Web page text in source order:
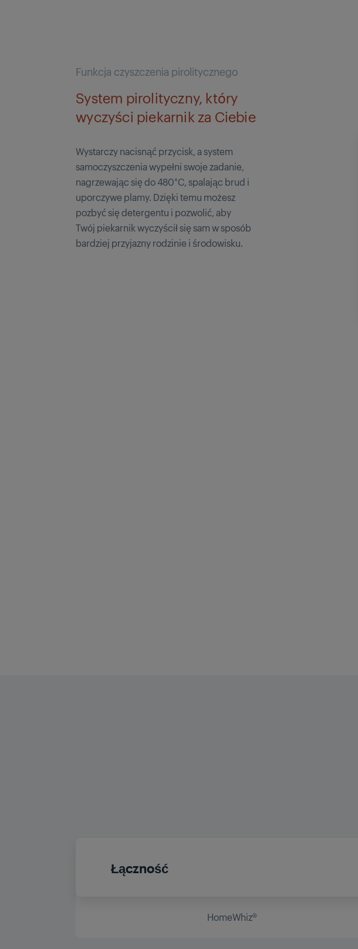
Funkcja czyszczenia pirolitycznego
System pirolityczny, który
wyczyści piekarnik za Ciebie
Wystarczy nacisnąć przycisk, a system
samoczyszczenia wypełni swoje zadanie,
nagrzewając się do 480°C, spalając brud i
uporczywe plamy. Dzięki temu możesz
pozbyć się detergentu i pozwolić, aby
Twój piekarnik wyczyścił się sam w sposób
bardziej przyjazny rodzinie i środowisku.
Łączność
HomeWhiz®